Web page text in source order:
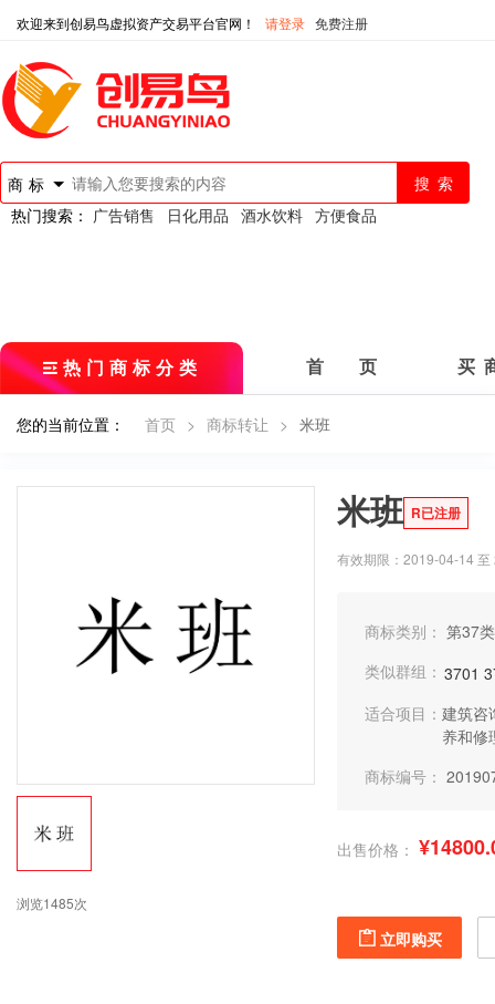
欢迎来到创易鸟虚拟资产交易平台官网！ 请登录 免费注册
商标
热门搜索： 广告销售 日化用品 酒水饮料 方便食品
热门商标分类 首 页 买
您的当前位置： 首页 > 商标转让 > 米班
浏览1485次
米班 R已注册
有效期限：2019-04-14
商标类别： 第37
类似群组： 3701
适合项目： 建筑咨
养和修
商标编号：
出售价格：
立即购买